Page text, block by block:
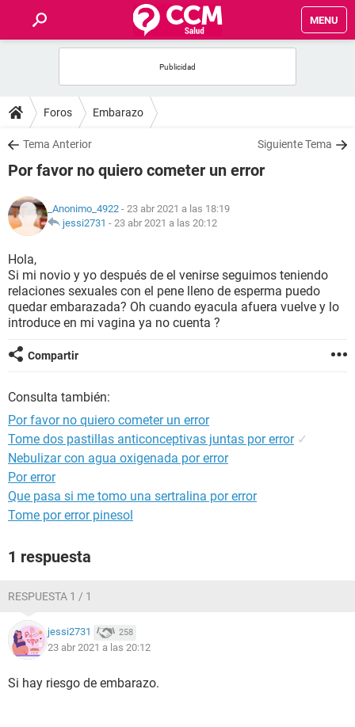
MENU
FOROS
SALUD
NUTRICIÓN
BIENESTAR
SEXUALIDAD
GLOSARIO
Foros Embarazo
Tema Anterior Siguiente Tema
Por favor no quiero cometer un error
_Anonimo_4922 - 23 abr 2021 a las 18:19
jessi2731 - 23 abr 2021 a las 20:12
Hola,
Si mi novio y yo después de el venirse seguimos teniendo
relaciones sexuales con el pene lleno de esperma puedo
quedar embarazada? Oh cuando eyacula afuera vuelve y lo
introduce en mi vagina ya no cuenta ?
Compartir
Consulta también:
Por favor no quiero cometer un error
Tome dos pastillas anticonceptivas juntas por error ✓
Nebulizar con agua oxigenada por error
Por error
Que pasa si me tomo una sertralina por error
Tome por error pinesol
1 respuesta
RESPUESTA 1 / 1
jessi2731 258
23 abr 2021 a las 20:12
Si hay riesgo de embarazo.